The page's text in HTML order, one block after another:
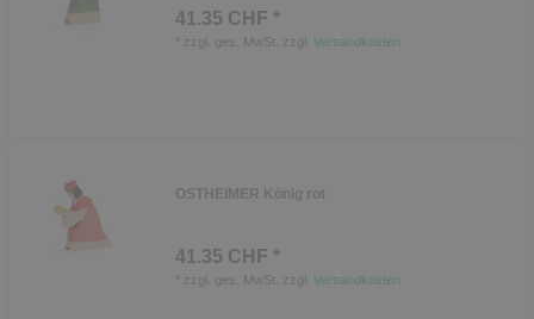
41.35 CHF *
zzgl. ges. MwSt. zzgl. Versandkosten
OSTHEIMER König rot
41.35 CHF *
zzgl. ges. MwSt. zzgl. Versandkosten